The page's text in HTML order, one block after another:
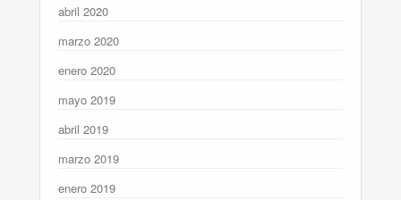
abril 2020
marzo 2020
enero 2020
mayo 2019
abril 2019
marzo 2019
enero 2019